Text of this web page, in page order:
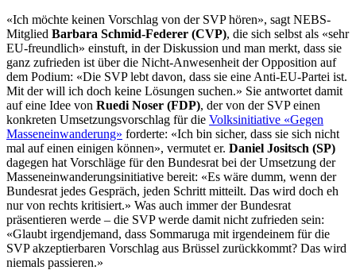
«Ich möchte keinen Vorschlag von der SVP hören», sagt NEBS-
Mitglied Barbara Schmid-Federer (CVP), die sich selbst als «sehr
EU-freundlich» einstuft, in der Diskussion und man merkt, dass sie
ganz zufrieden ist über die Nicht-Anwesenheit der Opposition auf
dem Podium: «Die SVP lebt davon, dass sie eine Anti-EU-Partei ist.
Mit der will ich doch keine Lösungen suchen.» Sie antwortet damit
auf eine Idee von Ruedi Noser (FDP), der von der SVP einen
konkreten Umsetzungsvorschlag für die Volksinitiative «Gegen
Masseneinwanderung» forderte: «Ich bin sicher, dass sie sich nicht
mal auf einen einigen können», vermutet er. Daniel Jositsch (SP)
dagegen hat Vorschläge für den Bundesrat bei der Umsetzung der
Masseneinwanderungsinitiative bereit: «Es wäre dumm, wenn der
Bundesrat jedes Gespräch, jeden Schritt mitteilt. Das wird doch eh
nur von rechts kritisiert.» Was auch immer der Bundesrat
präsentieren werde – die SVP werde damit nicht zufrieden sein:
«Glaubt irgendjemand, dass Sommaruga mit irgendeinem für die
SVP akzeptierbaren Vorschlag aus Brüssel zurückkommt? Das wird
niemals passieren.»